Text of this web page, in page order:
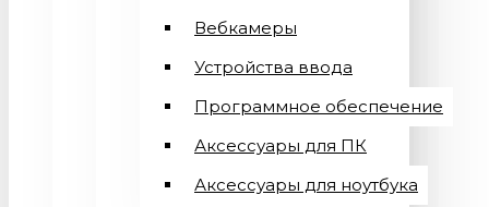
Вебкамеры
Устройства ввода
Программное обеспечение
Аксессуары для ПК
Аксессуары для ноутбука